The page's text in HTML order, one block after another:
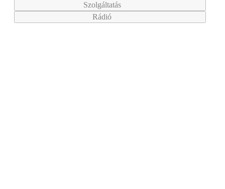
Szolgáltatás
Rádió